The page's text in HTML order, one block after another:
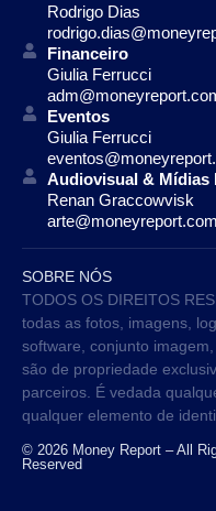
Rodrigo Dias
Financeiro
Giulia Ferrucci
Eventos
Giulia Ferrucci
Audiovisual & Mídias
Renan Graccowvisk
SOBRE NÓS
TODOS OS DIREITOS
todas as fotos, imagens,
software, conjunto
são de propriedade
parceiros. É vedada
qualquer elemento de
© 2026 Money Report – All
Reserved